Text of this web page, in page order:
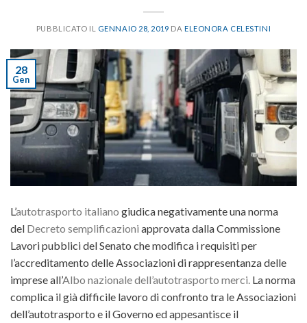
PUBBLICATO IL GENNAIO 28, 2019 DA ELEONORA CELESTINI
28
Gen
L’autotrasporto italiano giudica negativamente una norma
del Decreto semplificazioni approvata dalla Commissione
Lavori pubblici del Senato che modifica i requisiti per
l’accreditamento delle Associazioni di rappresentanza delle
imprese all’Albo nazionale dell’autotrasporto merci. La norma
complica il già difficile lavoro di confronto tra le Associazioni
dell’autotrasporto e il Governo ed appesantisce il